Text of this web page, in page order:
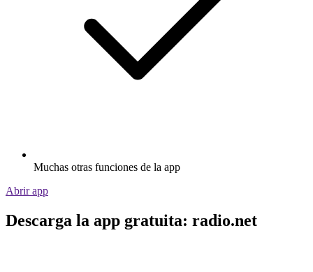
Muchas otras funciones de la app
Abrir app
Descarga la app gratuita: radio.net